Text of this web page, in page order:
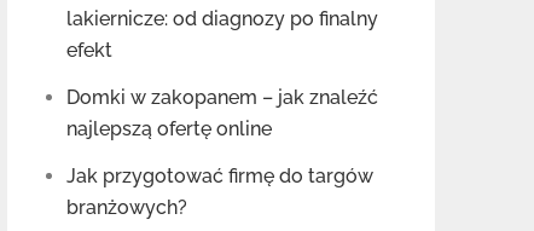
lakiernicze: od diagnozy po finalny
efekt
Domki w zakopanem – jak znaleźć
najlepszą ofertę online
Jak przygotować firmę do targów
branżowych?